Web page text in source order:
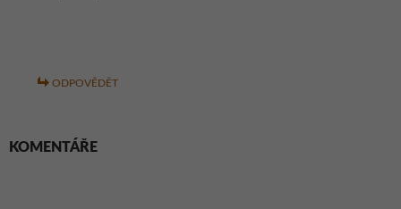
ODPOVĚDĚT
KOMENTÁŘE